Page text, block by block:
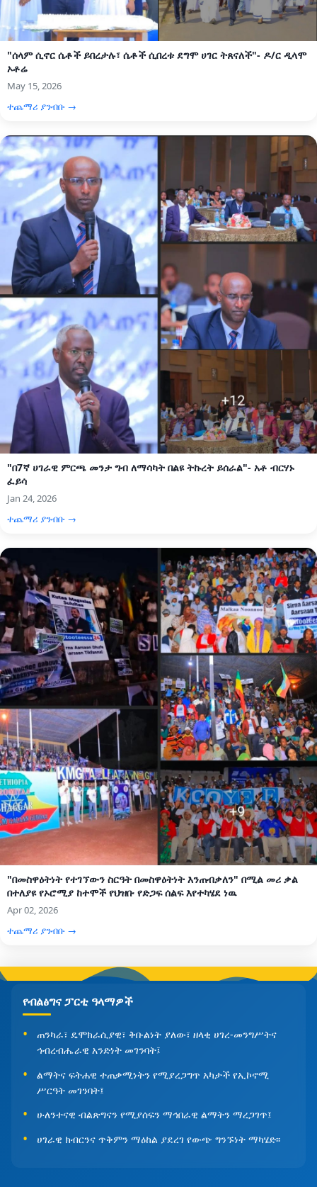
"ሰላም ሲኖር ሴቶች ይበረታሉ፣ ሴቶች ሲበረቱ ደግሞ ሀገር ትጸናለች"- ዶ/ር ዲላሞ
ኦቶሬ
May 15, 2026
ተጨማሪ ያንብቡ →
"በ7ኛ ሀገራዊ ምርጫ መንታ ግብ ለማሳካት በልዩ ትኩረት ይሰራል"- አቶ ብርሃኑ
ፈይሳ
Jan 24, 2026
ተጨማሪ ያንብቡ →
"በመስዋዕትነት የተገኘውን ስርዓት በመስዋዕትነት እንጠብቃለን" በሚል መሪ ቃል
በተለያዩ የኦሮሚያ ከተሞች የህዝቡ የድጋፍ ሰልፍ እየተካሄደ ነዉ
Apr 02, 2026
ተጨማሪ ያንብቡ →
የብልፅግና ፓርቲ ዓላማዎች
ጠንካራ፣ ዴሞክራሲያዊ፣ ቅቡልነት ያለው፣ ዘላቂ ሀገረ-መንግሥትና
ኅብረብሔራዊ አንድነት መገንባት፤
ልማትና ፍትሐዊ ተጠቃሚነትን የሚያረጋግጥ አካታች የኢኮኖሚ
ሥርዓት መገንባት፤
ሁለንተናዊ ብልጽግናን የሚያሰፍን ማኅበራዊ ልማትን ማረጋገጥ፤
ሀገራዊ ክብርንና ጥቅምን ማዕከል ያደረገ የውጭ ግንኙነት ማካሄድ፡፡